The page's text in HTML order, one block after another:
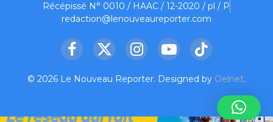
Récépissé N° 0010 / HAAC / 12-2020 / pl / P
redaction@lenouveaureporter.com
Facebook
X
InstagramYouTubeTikTok
© 2026 Le Nouveau Reporter. Designed by Oelnet.